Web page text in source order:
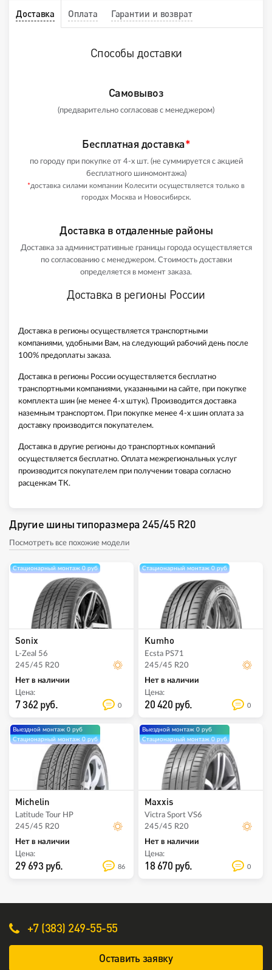
Доставка Оплата Гарантии и возврат
Способы доставки
Самовывоз
(предварительно согласовав с менеджером)
Бесплатная доставка*
по городу при покупке от 4-х шт. (не суммируется с акцией
бесплатного шиномонтажа)
*доставка силами компании Колесити осуществляется только в
городах Москва и Новосибирск.
Доставка в отдаленные районы
Доставка за административные границы города осуществляется
по согласованию с менеджером. Стоимость доставки
определяется в момент заказа.
Доставка в регионы России
Доставка в регионы осуществляется транспортными
компаниями, удобными Вам, на следующий рабочий день после
100% предоплаты заказа.
Доставка в регионы России осуществляется бесплатно
транспортными компаниями, указанными на сайте, при покупке
комплекта шин (не менее 4-х штук). Производится доставка
наземным транспортом. При покупке менее 4-х шин оплата за
доставку производится покупателем.
Доставка в другие регионы до транспортных компаний
осуществляется бесплатно. Оплата межрегиональных услуг
производится покупателем при получении товара согласно
расценкам ТК.
Другие шины типоразмера 245/45 R20
Посмотреть все похожие модели
Стационарный монтаж 0 руб
Sonix
L-Zeal 56
245/45 R20
Нет в наличии
Цена:
7 362 руб. 0
Стационарный монтаж 0 руб
Kumho
Ecsta PS71
245/45 R20
Нет в наличии
Цена:
20 420 руб. 0
Выездной монтаж 0 руб
Стационарный монтаж 0 руб
Michelin
Latitude Tour HP
245/45 R20
Нет в наличии
Цена:
29 693 руб. 86
Выездной монтаж 0 руб
Стационарный монтаж 0 руб
Maxxis
Victra Sport VS6
245/45 R20
Нет в наличии
Цена:
18 670 руб. 0
+7 (383) 249-55-55
Оставить заявку